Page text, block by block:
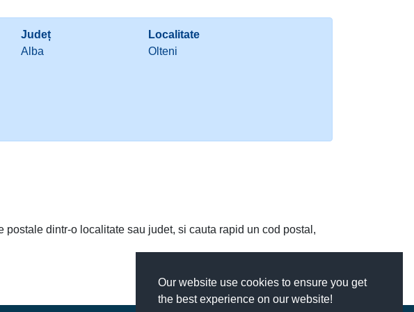
Our website use cookies to ensure you get
the best experience on our website!
Județ
Alba
Localitate
Olteni
dintr-o localitate sau judet, si cauta rapid un cod postal,